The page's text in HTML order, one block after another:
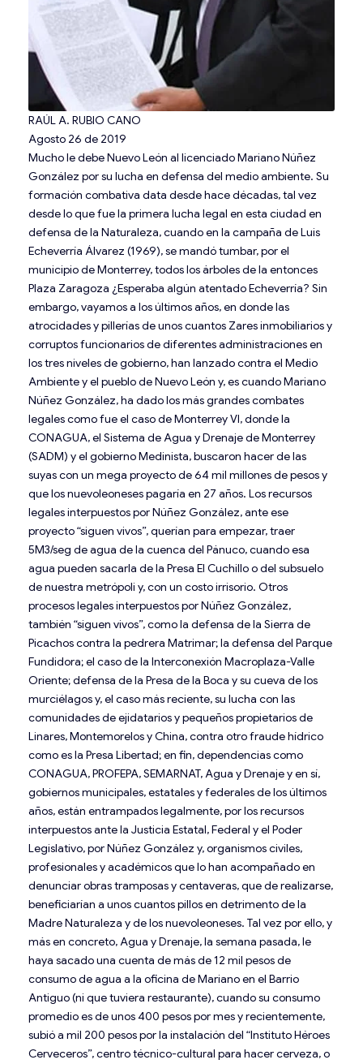
RAÚL A. RUBIO CANO
Agosto 26 de 2019
Mucho le debe Nuevo León al licenciado Mariano Núñez
González por su lucha en defensa del medio ambiente. Su
formación combativa data desde hace décadas, tal vez
desde lo que fue la primera lucha legal en esta ciudad en
defensa de la Naturaleza, cuando en la campaña de Luis
Echeverría Álvarez (1969), se mandó tumbar, por el
municipio de Monterrey, todos los árboles de la entonces
Plaza Zaragoza ¿Esperaba algún atentado Echeverría? Sin
embargo, vayamos a los últimos años, en donde las
atrocidades y pillerías de unos cuantos Zares inmobiliarios y
corruptos funcionarios de diferentes administraciones en
los tres niveles de gobierno, han lanzado contra el Medio
Ambiente y el pueblo de Nuevo León y, es cuando Mariano
Núñez González, ha dado los más grandes combates
legales como fue el caso de Monterrey VI, donde la
CONAGUA, el Sistema de Agua y Drenaje de Monterrey
(SADM) y el gobierno Medinista, buscaron hacer de las
suyas con un mega proyecto de 64 mil millones de pesos y
que los nuevoleoneses pagaría en 27 años. Los recursos
legales interpuestos por Núñez González, ante ese
proyecto “siguen vivos”, querían para empezar, traer
5M3/seg de agua de la cuenca del Pánuco, cuando esa
agua pueden sacarla de la Presa El Cuchillo o del subsuelo
de nuestra metrópoli y, con un costo irrisorio. Otros
procesos legales interpuestos por Núñez González,
también “siguen vivos”, como la defensa de la Sierra de
Picachos contra la pedrera Matrimar; la defensa del Parque
Fundidora; el caso de la Interconexión Macroplaza-Valle
Oriente; defensa de la Presa de la Boca y su cueva de los
murciélagos y, el caso más reciente, su lucha con las
comunidades de ejidatarios y pequeños propietarios de
Linares, Montemorelos y China, contra otro fraude hídrico
como es la Presa Libertad; en fin, dependencias como
CONAGUA, PROFEPA, SEMARNAT, Agua y Drenaje y en sí,
gobiernos municipales, estatales y federales de los últimos
años, están entrampados legalmente, por los recursos
interpuestos ante la Justicia Estatal, Federal y el Poder
Legislativo, por Núñez González y, organismos civiles,
profesionales y académicos que lo han acompañado en
denunciar obras tramposas y centaveras, que de realizarse,
beneficiarían a unos cuantos pillos en detrimento de la
Madre Naturaleza y de los nuevoleoneses. Tal vez por ello, y
más en concreto, Agua y Drenaje, la semana pasada, le
haya sacado una cuenta de más de 12 mil pesos de
consumo de agua a la oficina de Mariano en el Barrio
Antiguo (ni que tuviera restaurante), cuando su consumo
promedio es de unos 400 pesos por mes y recientemente,
subió a mil 200 pesos por la instalación del “Instituto Héroes
Cerveceros”, centro técnico-cultural para hacer cerveza, o